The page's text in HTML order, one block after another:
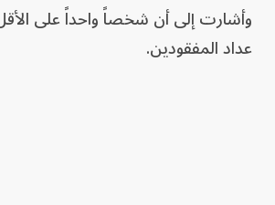
وأشارت إلى أن شخصاً ​واحداً على
عداد المفقودين.